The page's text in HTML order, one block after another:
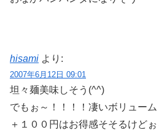
hisami より:
2007年6月12日 09:01
坦々麺美味しそう(^^)
でもぉ～！！！！凄いボリューム
＋１００円はお得感そそるけどぉ